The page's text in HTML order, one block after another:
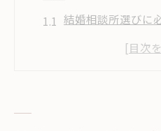
結婚相談所選びに
川崎市で信頼でき